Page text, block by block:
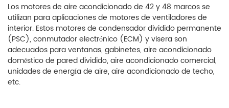
Los motores de aire acondicionado de 42 y 48 marcos se
utilizan para aplicaciones de motores de ventiladores de
interior. Estos motores de condensador dividido permanente
(PSC), conmutador electrónico (ECM) y visera son
adecuados para ventanas, gabinetes, aire acondicionado
doméstico de pared dividido, aire acondicionado comercial,
unidades de energía de aire, aire acondicionado de techo,
etc.